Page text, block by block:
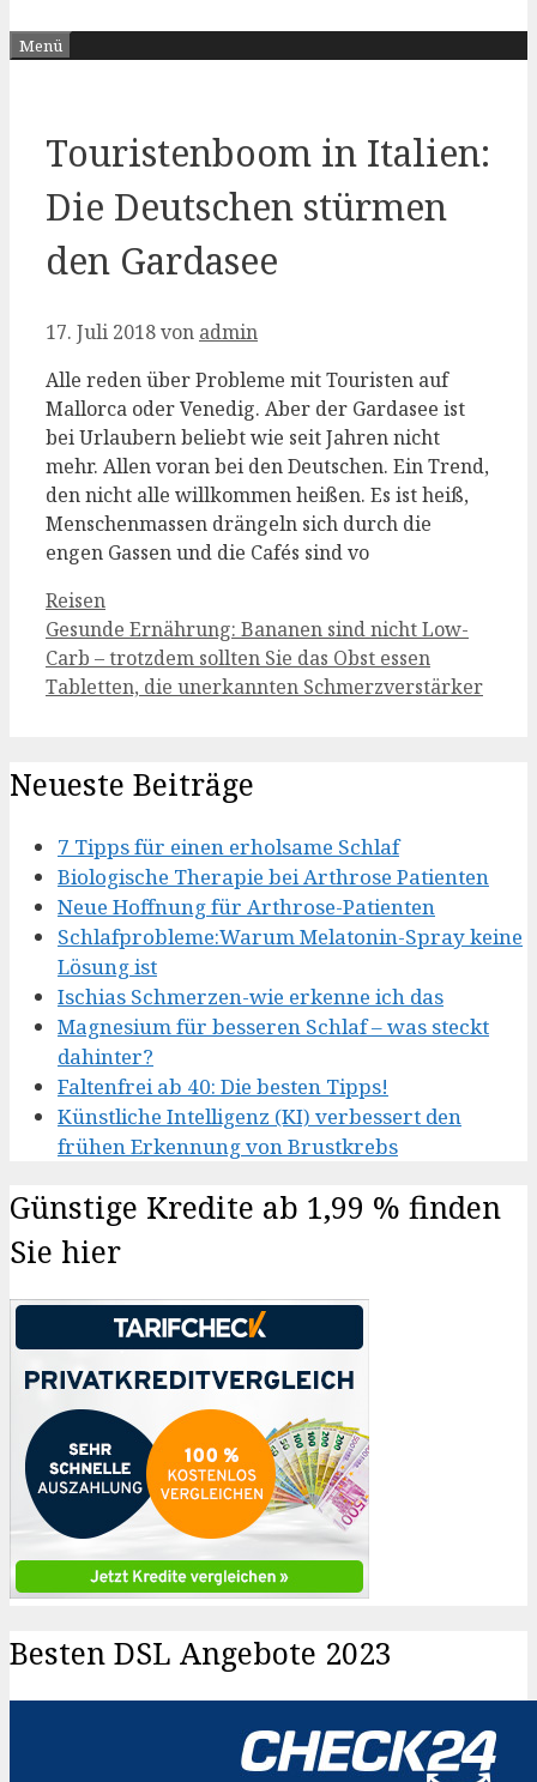
Menü
Touristenboom in Italien:
Die Deutschen stürmen
den Gardasee
17. Juli 2018von admin
Alle reden über Probleme mit Touristen auf
Mallorca oder Venedig. Aber der Gardasee ist
bei Urlaubern beliebt wie seit Jahren nicht
mehr. Allen voran bei den Deutschen. Ein Trend,
den nicht alle willkommen heißen. Es ist heiß,
Menschenmassen drängeln sich durch die
engen Gassen und die Cafés sind vo
Kategorien
Reisen
Gesunde Ernährung: Bananen sind nicht Low-
Carb – trotzdem sollten Sie das Obst essen
Tabletten, die unerkannten Schmerzverstärker
Neueste Beiträge
7 Tipps für einen erholsame Schlaf
Biologische Therapie bei Arthrose Patienten
Neue Hoffnung für Arthrose-Patienten
Schlafprobleme:Warum Melatonin-Spray keine
Lösung ist
Ischias Schmerzen-wie erkenne ich das
Magnesium für besseren Schlaf – was steckt
dahinter?
Faltenfrei ab 40: Die besten Tipps!
Künstliche Intelligenz (KI) verbessert den
frühen Erkennung von Brustkrebs
Günstige Kredite ab 1,99 % finden
Sie hier
Besten DSL Angebote 2023